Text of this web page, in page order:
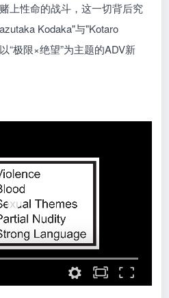
上性命的战斗，这一切背后究
Kodaka"与"Kotaro
“极限×绝望”为主题的ADV新